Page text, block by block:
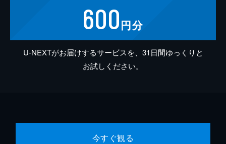
600円分
U-NEXTがお届けするサービスを、31日間ゆっくりと
お試しください。
今すぐ観る